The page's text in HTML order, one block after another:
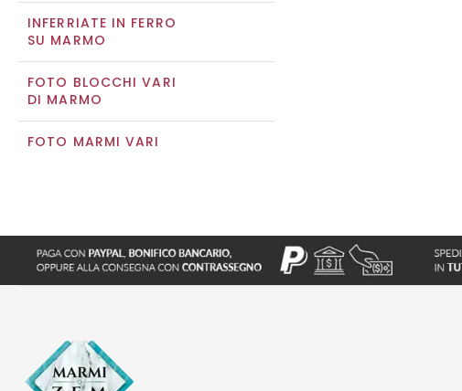
INFERRIATE IN FERRO
SU MARMO
FOTO BLOCCHI VARI
DI MARMO
FOTO MARMI VARI